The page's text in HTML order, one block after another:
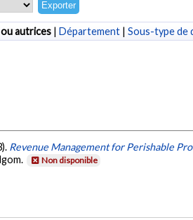
autrices| Département| Sous-type de
Revenue Management for Perishable
Non disponible